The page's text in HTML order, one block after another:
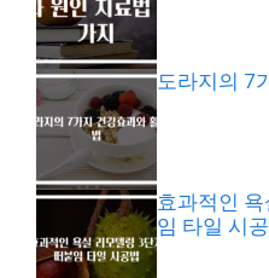
도라지의 7
효과적인
임 타일 시